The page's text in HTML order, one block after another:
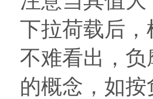
下拉荷载后，
不难看出，
的概念，如